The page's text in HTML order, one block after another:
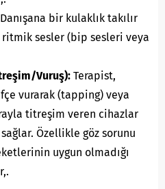
Danışana bir kulaklık takılır
ritmik sesler (bip sesleri veya
Vuruş): Terapist,
vurarak (tapping) veya
titreşim veren cihazlar
Özellikle göz sorunu
uygun olmadığı